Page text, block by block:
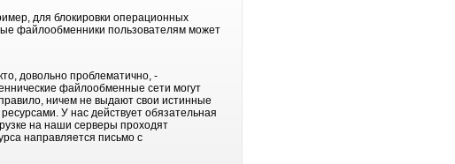
для блокировки операционных
файлообменники пользователям может
довольно проблематично, -
файлообменные сети могут
ничем не выдают свои истинные
У нас действует обязательная
на наши серверы проходят
направляется письмо с